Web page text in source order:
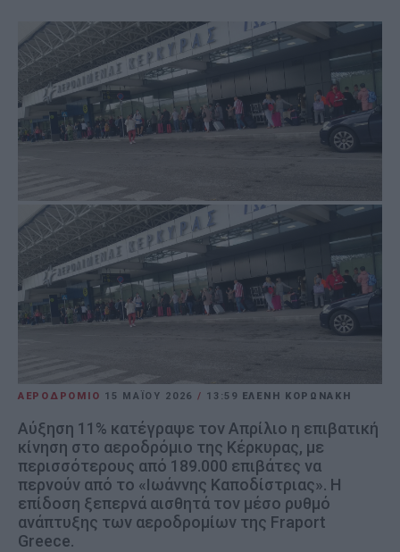
ΑΕΡΟΔΡΟΜΙΟ 15 ΜΑΪ́ΟΥ 2026 / 13:59 ΕΛΕΝΗ ΚΟΡΩΝΑΚΗ
Αύξηση 11% κατέγραψε τον Απρίλιο η επιβατική
κίνηση στο αεροδρόμιο της Κέρκυρας, με
περισσότερους από 189.000 επιβάτες να
περνούν από το «Ιωάννης Καποδίστριας». Η
επίδοση ξεπερνά αισθητά τον μέσο ρυθμό
ανάπτυξης των αεροδρομίων της Fraport
Greece.